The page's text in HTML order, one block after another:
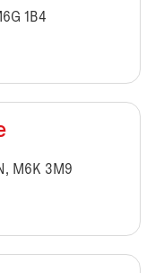
1B4
M6K 3M9